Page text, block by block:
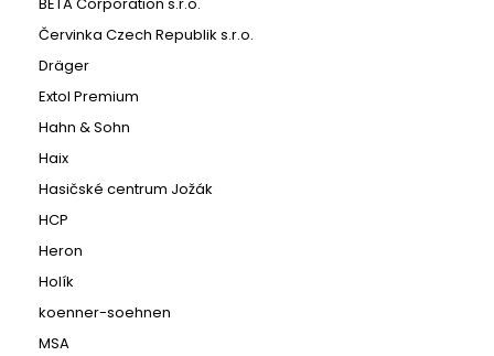
Červinka Czech Republik s.r.o.
Dräger
Extol Premium
Hahn & Sohn
Haix
Hasičské centrum Jožák
HCP
Heron
Holík
koenner-soehnen
MSA